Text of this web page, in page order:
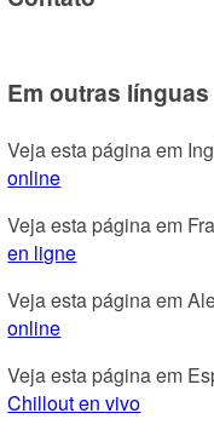
Em outras línguas
Veja esta página em
online
Veja esta página em
en ligne
Veja esta página em
online
Veja esta página em
Chillout en vivo